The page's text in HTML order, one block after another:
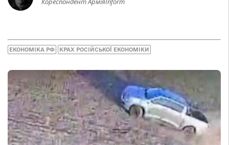
ЕКОНОМІКА РФ КРАХ РОСІЙСЬКОЇ ЕКОНОМІКИ